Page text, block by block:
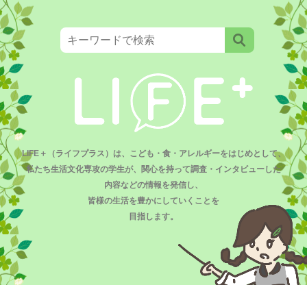
LIFE＋（ライフプラス）は、こども・食・アレルギーをはじめとして、
私たち生活文化専攻の学生が、関心を持って調査・インタビューした
内容などの情報を発信し、
皆様の生活を豊かにしていくことを
目指します。